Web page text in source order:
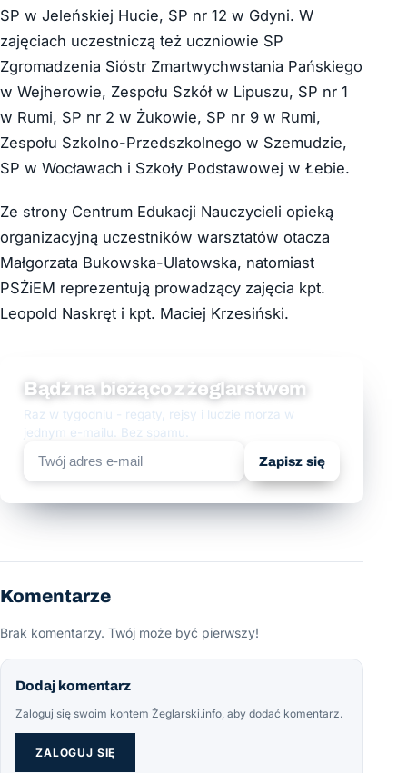
SP w Jeleńskiej Hucie, SP nr 12 w Gdyni. W
zajęciach uczestniczą też uczniowie SP
Zgromadzenia Sióstr Zmartwychwstania Pańskiego
w Wejherowie, Zespołu Szkół w Lipuszu, SP nr 1
w Rumi, SP nr 2 w Żukowie, SP nr 9 w Rumi,
Zespołu Szkolno-Przedszkolnego w Szemudzie,
SP w Wocławach i Szkoły Podstawowej w Łebie.
Ze strony Centrum Edukacji Nauczycieli opieką
organizacyjną uczestników warsztatów otacza
Małgorzata Bukowska-Ulatowska, natomiast
PSŻiEM reprezentują prowadzący zajęcia kpt.
Leopold Naskręt i kpt. Maciej Krzesiński.
Bądź na bieżąco z żeglarstwem
Raz w tygodniu - regaty, rejsy i ludzie morza w
jednym e-mailu. Bez spamu.
Zapisz się
Komentarze
Brak komentarzy. Twój może być pierwszy!
Dodaj komentarz
Zaloguj się swoim kontem Żeglarski.info, aby dodać komentarz.
ZALOGUJ SIĘ